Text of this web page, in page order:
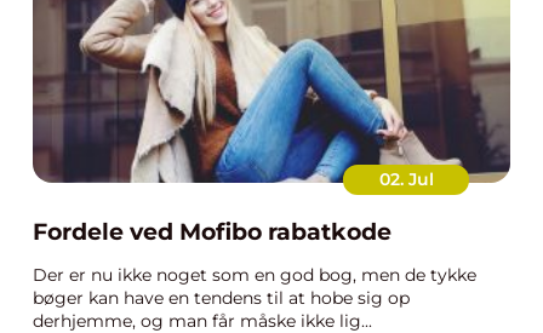
02. Jul
Fordele ved Mofibo rabatkode
Der er nu ikke noget som en god bog, men de tykke
bøger kan have en tendens til at hobe sig op
derhjemme, og man får måske ikke lig...